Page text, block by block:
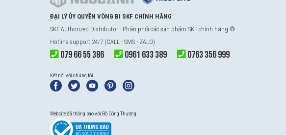
ĐẠI LÝ ỦY QUYỀN VÒNG BI SKF CHÍNH HÃNG
SKF Authorized Distributor - Phân phối các sản phẩm SKF chính hãng ®
Hotline support 24/7 (CALL - SMS - ZALO)
079 66 55 386 0961 633 389 0763 356 999
Kết nối với chúng tôi
Website đã thông báo với Bộ Công Thương